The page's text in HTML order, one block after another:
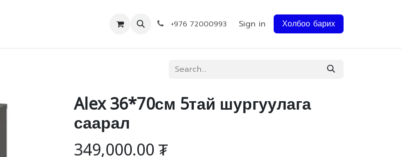
+976 72000993 Sign in Холбоо барих
Alex 36*70см 5тай шургуулага
саарал
349,000.00₮